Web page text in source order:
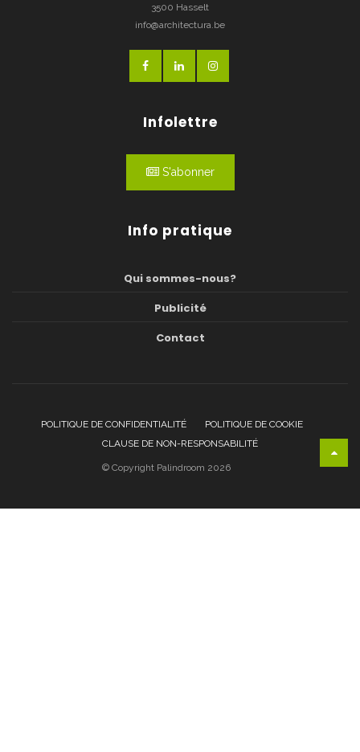
3500 Hasselt
info@architectura.be
Infolettre
S'abonner
Info pratique
Qui sommes-nous?
Publicité
Contact
POLITIQUE DE CONFIDENTIALITÉ
POLITIQUE DE COOKIE
CLAUSE DE NON-RESPONSABILITÉ
© Copyright Palindroom 2026